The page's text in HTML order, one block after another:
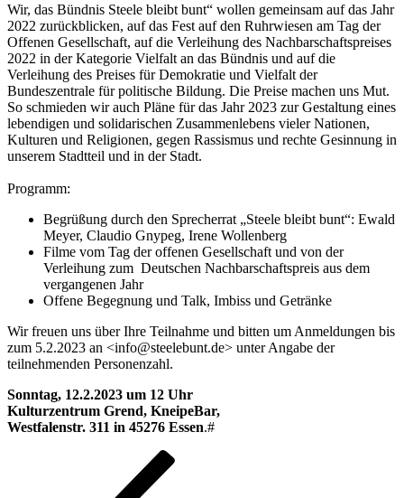
Wir, das Bündnis Steele bleibt bunt“ wollen gemeinsam auf das Jahr
2022 zurückblicken, auf das Fest auf den Ruhrwiesen am Tag der
Offenen Gesellschaft, auf die Verleihung des Nachbarschaftspreises
2022 in der Kategorie Vielfalt an das Bündnis und auf die
Verleihung des Preises für Demokratie und Vielfalt der
Bundeszentrale für politische Bildung. Die Preise machen uns Mut.
So schmieden wir auch Pläne für das Jahr 2023 zur Gestaltung eines
lebendigen und solidarischen Zusammenlebens vieler Nationen,
Kulturen und Religionen, gegen Rassismus und rechte Gesinnung in
unserem Stadtteil und in der Stadt.
Programm:
Begrüßung durch den Sprecherrat „Steele bleibt bunt“: Ewald
Meyer, Claudio Gnypeg, Irene Wollenberg
Filme vom Tag der offenen Gesellschaft und von der
Verleihung zum Deutschen Nachbarschaftspreis aus dem
vergangenen Jahr
Offene Begegnung und Talk, Imbiss und Getränke
Wir freuen uns über Ihre Teilnahme und bitten um Anmeldungen bis
zum 5.2.2023 an <info@steelebunt.de> unter Angabe der
teilnehmenden Personenzahl.
Sonntag, 12.2.2023 um 12 Uhr
Kulturzentrum Grend, KneipeBar,
Westfalenstr. 311 in 45276 Essen.#
Beitragsnavigation